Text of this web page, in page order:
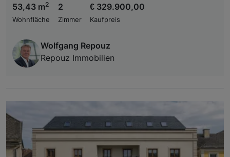
53,43 m2
Wohnfläche
2
Zimmer
€ 329.900,00
Kaufpreis
Wolfgang Repouz
Repouz Immobilien